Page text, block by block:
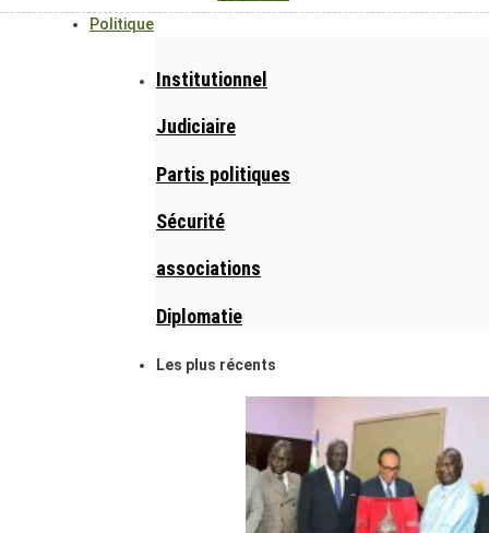
Politique
Institutionnel
Judiciaire
Partis politiques
Sécurité
associations
Diplomatie
Les plus récents